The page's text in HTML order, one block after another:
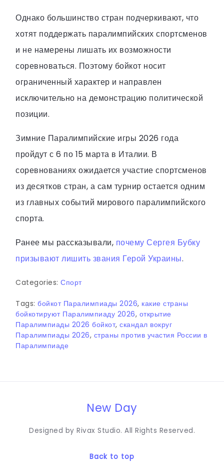
Однако большинство стран подчеркивают, что
хотят поддержать паралимпийских спортсменов
и не намерены лишать их возможности
соревноваться. Поэтому бойкот носит
ограниченный характер и направлен
исключительно на демонстрацию политической
позиции.
Зимние Паралимпийские игры 2026 года
пройдут с 6 по 15 марта в Италии. В
соревнованиях ожидается участие спортсменов
из десятков стран, а сам турнир остается одним
из главных событий мирового паралимпийского
спорта.
Ранее мы рассказывали, почему Сергея Бубку
призывают лишить звания Герой Украины.
Categories: Спорт
Tags: бойкот Паралимпиады 2026, какие страны
бойкотируют Паралимпиаду 2026, открытие
Паралимпиады 2026 бойкот, скандал вокруг
Паралимпиады 2026, страны против участия России в
Паралимпиаде
New Day
Designed by Rivax Studio. All Rights Reserved.
Back to top